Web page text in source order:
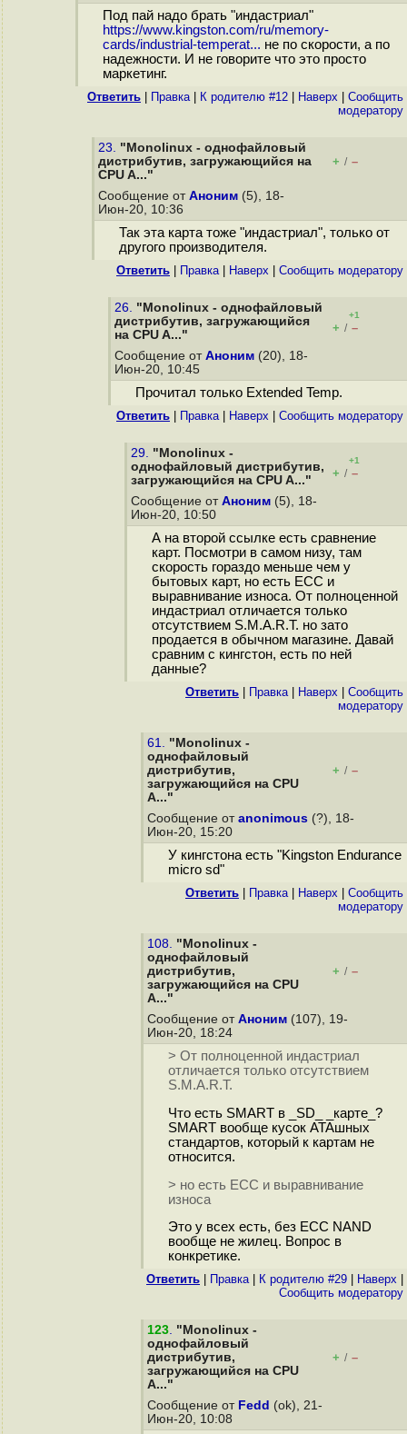
Под пай надо брать "индастриал"
https://www.kingston.com/ru/memory-
cards/industrial-temperat... не по скорости, а по
надежности. И не говорите что это просто
маркетинг.
Ответить Правка| К родителю #12 Наверх
Cообщить
модератору
23. "Monolinux - однофайловый
дистрибутив, загружающийся на
CPU A..."
+ / –
Сообщение от Аноним (5), 18-
Июн-20, 10:36
Так эта карта тоже "индастриал", только от
другого производителя.
Ответить Правка| Наверх Cообщить модератору
26. "Monolinux - однофайловый
дистрибутив, загружающийся
на CPU A..."
+1
+ / –
Сообщение от Аноним (20), 18-
Июн-20, 10:45
Прочитал только Extended Temp.
Ответить Правка| Наверх Cообщить модератору
29. "Monolinux -
однофайловый дистрибутив,
загружающийся на CPU A..."
+1
+ / –
Сообщение от Аноним (5), 18-
Июн-20, 10:50
А на второй ссылке есть сравнение
карт. Посмотри в самом низу, там
скорость гораздо меньше чем у
бытовых карт, но есть ECC и
выравнивание износа. От полноценной
индастриал отличается только
отсутствием S.M.A.R.T. но зато
продается в обычном магазине. Давай
сравним с кингстон, есть по ней
данные?
Ответить Правка| Наверх
Cообщить
модератору
61. "Monolinux -
однофайловый
дистрибутив,
загружающийся на CPU
A..."
+ / –
Сообщение от anonimous (?), 18-
Июн-20, 15:20
У кингстона есть "Kingston Endurance
micro sd"
Ответить Правка| Наверх
Cообщить
модератору
108. "Monolinux -
однофайловый
дистрибутив,
загружающийся на CPU
A..."
+ / –
Сообщение от Аноним (107), 19-
Июн-20, 18:24
> От полноценной индастриал
отличается только отсутствием
S.M.A.R.T.
Что есть SMART в _SD_ _карте_?
SMART вообще кусок ATAшных
стандартов, который к картам не
относится.
> но есть ECC и выравнивание
износа
Это у всех есть, без ECC NAND
вообще не жилец. Вопрос в
конкретике.
Ответить Правка| К родителю #29 Наверх
Cообщить модератору
123. "Monolinux -
однофайловый
дистрибутив,
загружающийся на CPU
A..."
+ / –
Сообщение от Fedd (ok), 21-
Июн-20, 10:08